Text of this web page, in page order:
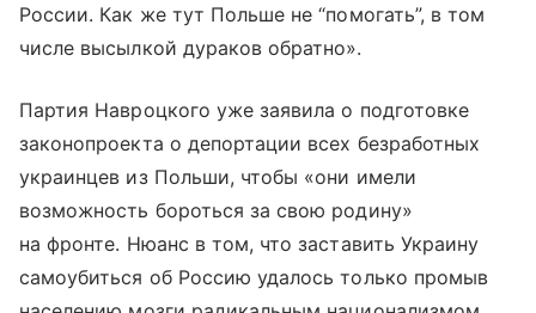
России. Как же тут Польше не “помогать”, в том
числе высылкой дураков обратно».
Партия Навроцкого уже заявила о подготовке
законопроекта о депортации всех безработных
украинцев из Польши, чтобы «они имели
возможность бороться за свою родину»
на фронте. Нюанс в том, что заставить Украину
самоубиться об Россию удалось только промыв